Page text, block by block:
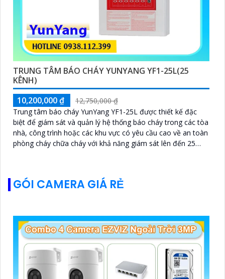
TRUNG TÂM BÁO CHÁY YUNYANG YF1-25L(25
KÊNH)
10,200,000 ₫
12,750,000 ₫
Trung tâm báo cháy YunYang YF1-25L được thiết kế đặc
biệt để giám sát và quản lý hệ thống báo cháy trong các tòa
nhà, công trình hoặc các khu vực có yêu cầu cao về an toàn
phòng cháy chữa cháy với khả năng giám sát lên đến 25
thiệt hại do cháy và bảo vệ tính mạng con người.
GÓI CAMERA GIÁ RẺ